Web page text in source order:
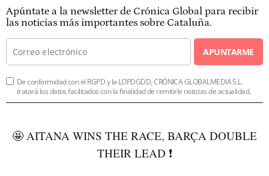
Apúntate a la newsletter de Crónica Global para recibir
las noticias más importantes sobre Cataluña.
APUNTARME
De conformidad con el RGPD y la LOPDGDD, CRÓNICA GLOBALMEDIA S.L.
tratará los datos facilitados con la finalidad de remitirle noticias de actualidad.
🤩 AITANA WINS THE RACE, BARÇA DOUBLE
THEIR LEAD ❗